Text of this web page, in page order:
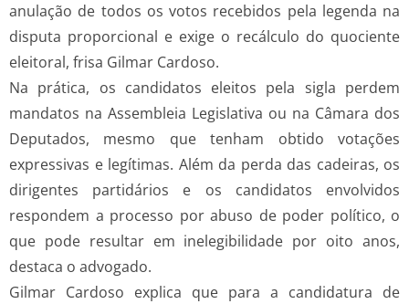
anulação de todos os votos recebidos pela legenda na
disputa proporcional e exige o recálculo do quociente
eleitoral, frisa Gilmar Cardoso.
Na prática, os candidatos eleitos pela sigla perdem
mandatos na Assembleia Legislativa ou na Câmara dos
Deputados, mesmo que tenham obtido votações
expressivas e legítimas. Além da perda das cadeiras, os
dirigentes partidários e os candidatos envolvidos
respondem a processo por abuso de poder político, o
que pode resultar em inelegibilidade por oito anos,
destaca o advogado.
Gilmar Cardoso explica que para a candidatura de